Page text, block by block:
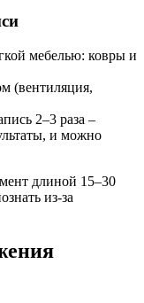
мебелью: ковры и
(вентиляция,
2–3 раза –
и можно
длиной 15–30
из-за